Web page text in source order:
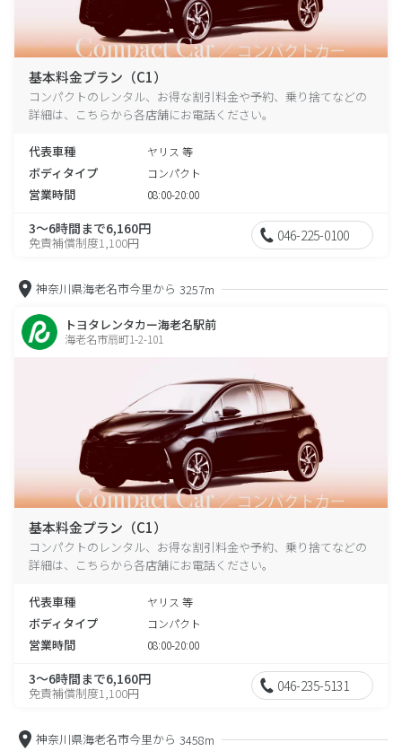
基本料金プラン（C1）
コンパクトのレンタル、お得な割引料金や予約、乗り捨てなどの
詳細は、こちらから各店舗にお電話ください。
代表車種 ヤリス 等
ボディタイプ コンパクト
営業時間 08:00-20:00
3～6時間まで6,160円
免責補償制度1,100円 046-225-0100
神奈川県海老名市今里から 3257m
トヨタレンタカー海老名駅前
海老名市扇町1-2-101
基本料金プラン（C1）
コンパクトのレンタル、お得な割引料金や予約、乗り捨てなどの
詳細は、こちらから各店舗にお電話ください。
代表車種 ヤリス 等
ボディタイプ コンパクト
営業時間 08:00-20:00
3～6時間まで6,160円
免責補償制度1,100円 046-235-5131
神奈川県海老名市今里から 3458m